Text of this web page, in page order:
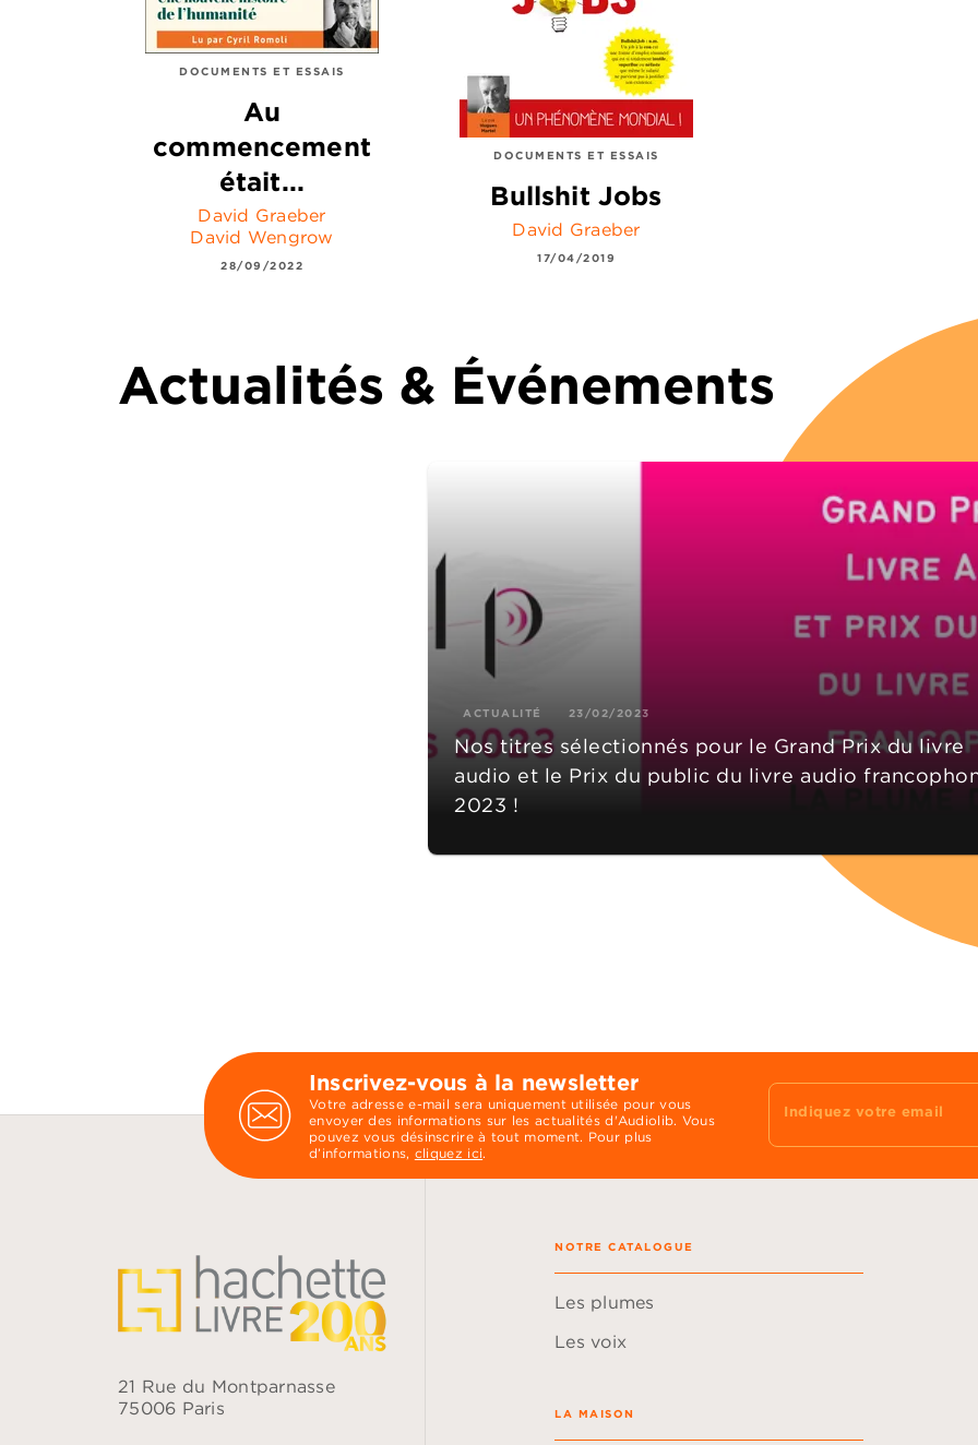
DOCUMENTS ET ESSAIS
Au
commencement
était...
David Graeber
David Wengrow
28/09/2022
DOCUMENTS ET ESSAIS
Bullshit Jobs
David Graeber
17/04/2019
Actualités & Événements
ACTUALITÉ 23/02/2023
Nos titres sélectionnés pour le Grand Prix du livre
audio et le Prix du public du livre audio
2023 !
Inscrivez-vous à la newsletter
Votre adresse e-mail sera uniquement utilisée pour vous
envoyer des informations sur les actualités d'Audiolib. Vous
pouvez vous désinscrire à tout moment. Pour plus
d’informations, cliquez ici.
Indiquez votre email
21 Rue du Montparnasse
75006 Paris
NOTRE CATALOGUE
Les plumes
Les voix
LA MAISON